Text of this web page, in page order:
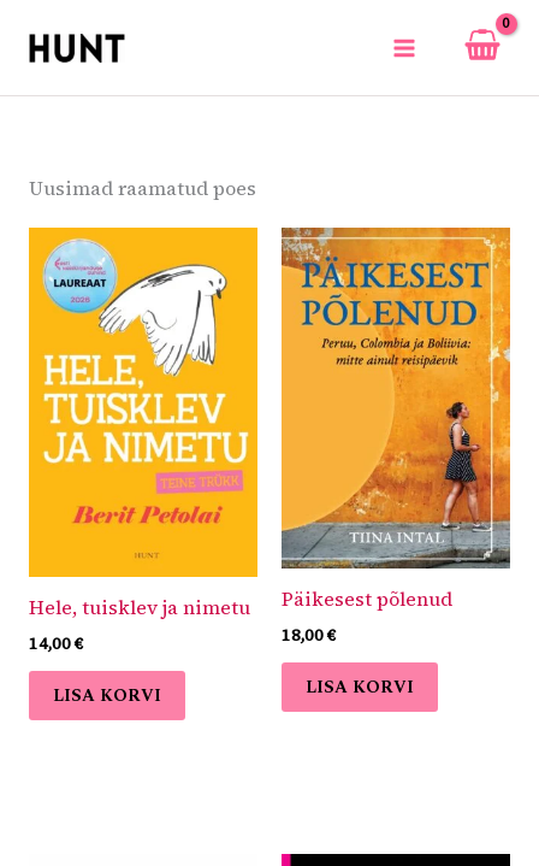
Uusimad raamatud poes
Hele, tuisklev ja nimetu
14,00€
LISA KORVI
Päikesest põlenud
18,00€
LISA KORVI